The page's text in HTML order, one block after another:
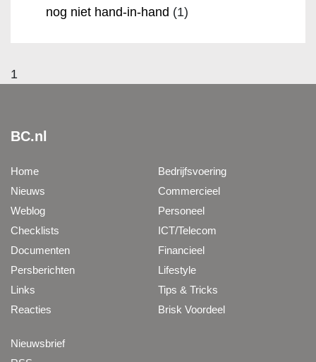
nog niet hand-in-hand (1)
1
BC.nl
Home
Nieuws
Weblog
Checklists
Documenten
Persberichten
Links
Reacties
Bedrijfsvoering
Commercieel
Personeel
ICT/Telecom
Financieel
Lifestyle
Tips & Tricks
Brisk Voordeel
Nieuwsbrief